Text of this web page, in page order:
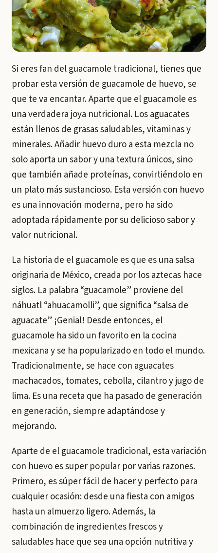
Si eres fan del guacamole tradicional, tienes que
probar esta versión de guacamole de huevo, se
que te va encantar. Aparte que el guacamole es
una verdadera joya nutricional. Los aguacates
están llenos de grasas saludables, vitaminas y
minerales. Añadir huevo duro a esta mezcla no
solo aporta un sabor y una textura únicos, sino
que también añade proteínas, convirtiéndolo en
un plato más sustancioso. Esta versión con huevo
es una innovación moderna, pero ha sido
adoptada rápidamente por su delicioso sabor y
valor nutricional.
La historia de el guacamole es que es una salsa
originaria de México, creada por los aztecas hace
siglos. La palabra “guacamole” proviene del
náhuatl “ahuacamolli”, que significa “salsa de
aguacate” ¡Genial! Desde entonces, el
guacamole ha sido un favorito en la cocina
mexicana y se ha popularizado en todo el mundo.
Tradicionalmente, se hace con aguacates
machacados, tomates, cebolla, cilantro y jugo de
lima. Es una receta que ha pasado de generación
en generación, siempre adaptándose y
mejorando.
Aparte de el guacamole tradicional, esta variación
con huevo es super popular por varias razones.
Primero, es súper fácil de hacer y perfecto para
cualquier ocasión: desde una fiesta con amigos
hasta un almuerzo ligero. Además, la
combinación de ingredientes frescos y
saludables hace que sea una opción nutritiva y